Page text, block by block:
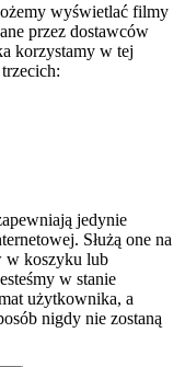
wyświetlać filmy
przez dostawców
korzystamy w tej
jedynie
Służą one na
w koszyku lub
w stanie
użytkownika, a
nigdy nie zostaną